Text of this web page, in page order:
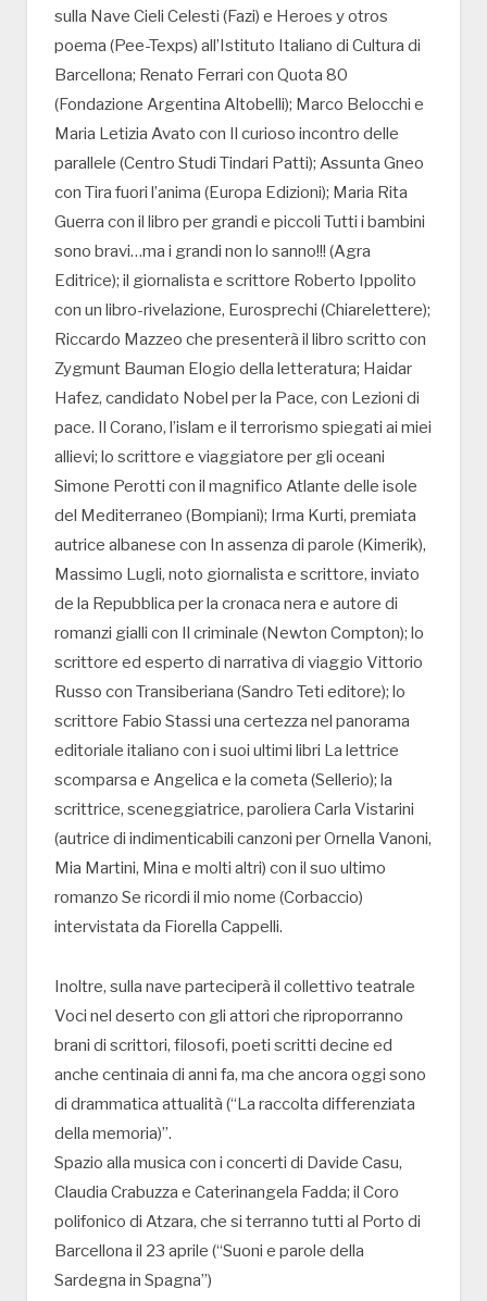
sulla Nave Cieli Celesti (Fazi) e Heroes y otros
poema (Pee-Texps) all’Istituto Italiano di Cultura di
Barcellona; Renato Ferrari con Quota 80
(Fondazione Argentina Altobelli); Marco Belocchi e
Maria Letizia Avato con Il curioso incontro delle
parallele (Centro Studi Tindari Patti); Assunta Gneo
con Tira fuori l’anima (Europa Edizioni); Maria Rita
Guerra con il libro per grandi e piccoli Tutti i bambini
sono bravi…ma i grandi non lo sanno!!! (Agra
Editrice); il giornalista e scrittore Roberto Ippolito
con un libro-rivelazione, Eurosprechi (Chiarelettere);
Riccardo Mazzeo che presenterà il libro scritto con
Zygmunt Bauman Elogio della letteratura; Haidar
Hafez, candidato Nobel per la Pace, con Lezioni di
pace. Il Corano, l’islam e il terrorismo spiegati ai miei
allievi; lo scrittore e viaggiatore per gli oceani
Simone Perotti con il magnifico Atlante delle isole
del Mediterraneo (Bompiani); Irma Kurti, premiata
autrice albanese con In assenza di parole (Kimerik),
Massimo Lugli, noto giornalista e scrittore, inviato
de la Repubblica per la cronaca nera e autore di
romanzi gialli con Il criminale (Newton Compton); lo
scrittore ed esperto di narrativa di viaggio Vittorio
Russo con Transiberiana (Sandro Teti editore); lo
scrittore Fabio Stassi una certezza nel panorama
editoriale italiano con i suoi ultimi libri La lettrice
scomparsa e Angelica e la cometa (Sellerio); la
scrittrice, sceneggiatrice, paroliera Carla Vistarini
(autrice di indimenticabili canzoni per Ornella Vanoni,
Mia Martini, Mina e molti altri) con il suo ultimo
romanzo Se ricordi il mio nome (Corbaccio)
intervistata da Fiorella Cappelli.
Inoltre, sulla nave parteciperà il collettivo teatrale
Voci nel deserto con gli attori che riproporranno
brani di scrittori, filosofi, poeti scritti decine ed
anche centinaia di anni fa, ma che ancora oggi sono
di drammatica attualità (“La raccolta differenziata
della memoria)”.
Spazio alla musica con i concerti di Davide Casu,
Claudia Crabuzza e Caterinangela Fadda; il Coro
polifonico di Atzara, che si terranno tutti al Porto di
Barcellona il 23 aprile (“Suoni e parole della
Sardegna in Spagna”)